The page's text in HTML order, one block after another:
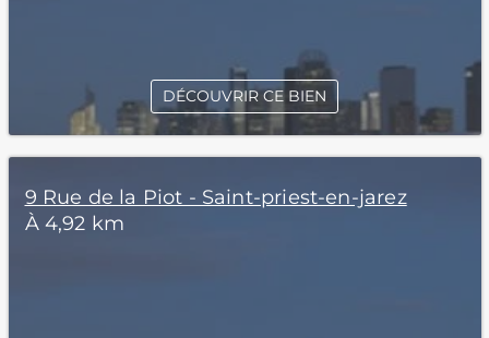
DÉCOUVRIR CE BIEN
9 Rue de la Piot - Saint-priest-en-jarez
À 4,92 km